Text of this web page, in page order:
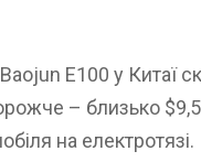
E100 у Китаї
– близько
на електротязі.